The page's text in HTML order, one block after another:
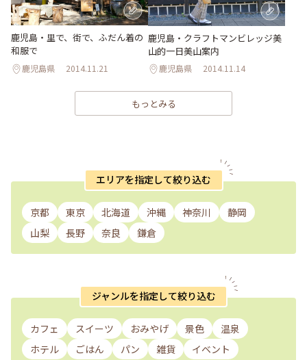
鹿児島・里で、街で、ふだん着の
和服で
鹿児島県 2014.11.21
鹿児島・クラフトマンビレッジ美
山的一日美山案内
鹿児島県 2014.11.14
もっとみる
エリアを指定して絞り込む
京都 東京 北海道 沖縄 神奈川
静岡
山梨
長野 奈良 鎌倉
ジャンルを指定して絞り込む
カフェ スイーツ おみやげ 景色
温泉
ホテル
ごはん パン 雑貨 イベント